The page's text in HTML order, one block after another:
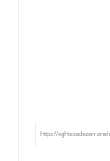
https://